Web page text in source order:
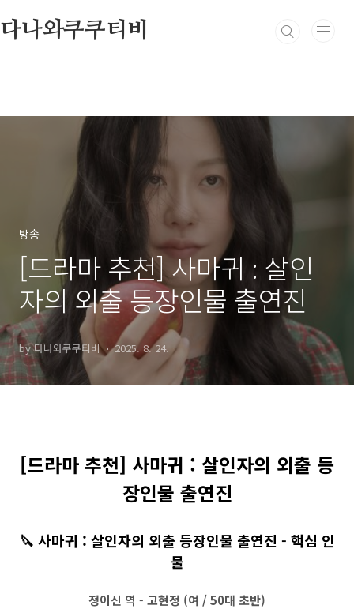
다나와쿠쿠티비
방송
[드라마 추천] 사마귀 : 살인
자의 외출 등장인물 출연진
by 다나와쿠쿠티비 2025. 8. 24.
[드라마 추천] 사마귀 : 살인자의 외출 등
장인물 출연진
🔪 사마귀 : 살인자의 외출 등장인물 출연진 - 핵심 인
물
정이신 역 - 고현정 (여 / 50대 초반)